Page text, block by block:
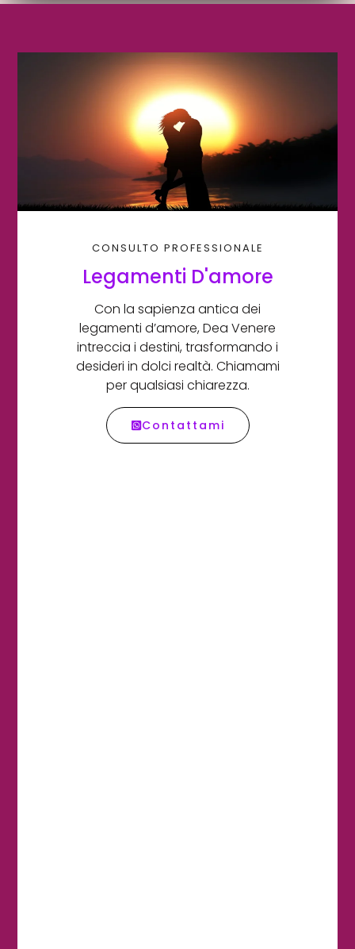
CONSULTO PROFESSIONALE
Legamenti D'amore
Con la sapienza antica dei
legamenti d’amore, Dea Venere
intreccia i destini, trasformando i
desideri in dolci realtà. Chiamami
per qualsiasi chiarezza.
Contattami